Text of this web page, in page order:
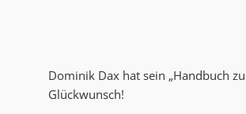
Dominik Dax hat sein „Handbuch
Glückwunsch!